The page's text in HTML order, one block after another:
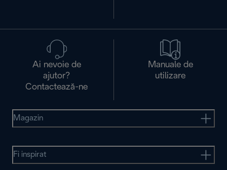
Ai nevoie de
ajutor?
Contactează-ne
Manuale de
utilizare
Magazin
Fi inspirat